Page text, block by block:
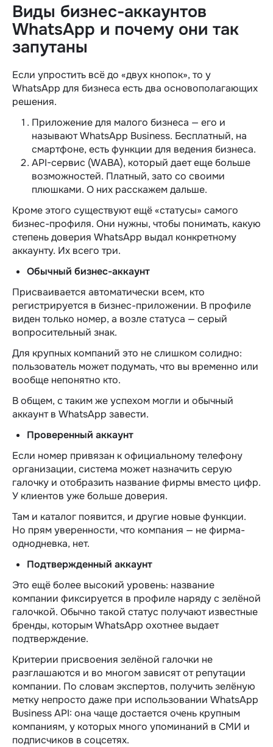
Виды бизнес-аккаунтов
WhatsApp и почему они так
запутаны
Если упростить всё до «двух кнопок», то у
WhatsApp для бизнеса есть два основополагающих
решения.
Приложение для малого бизнеса — его и
называют WhatsApp Business. Бесплатный, на
смартфоне, есть функции для ведения бизнеса.
API-сервис (WABA), который дает еще больше
возможностей. Платный, зато со своими
плюшками. О них расскажем дальше.
Кроме этого существуют ещё «статусы» самого
бизнес-профиля. Они нужны, чтобы понимать, какую
степень доверия WhatsApp выдал конкретному
аккаунту. Их всего три.
Обычный бизнес-аккаунт
Присваивается автоматически всем, кто
регистрируется в бизнес-приложении. В профиле
виден только номер, а возле статуса — серый
вопросительный знак.
Для крупных компаний это не слишком солидно:
пользователь может подумать, что вы временно или
вообще непонятно кто.
В общем, с таким же успехом могли и обычный
аккаунт в WhatsApp завести.
Проверенный аккаунт
Если номер привязан к официальному телефону
организации, система может назначить серую
галочку и отобразить название фирмы вместо цифр.
У клиентов уже больше доверия.
Там и каталог появится, и другие новые функции.
Но прям уверенности, что компания — не фирма-
однодневка, нет.
Подтвержденный аккаунт
Это ещё более высокий уровень: название
компании фиксируется в профиле наряду с зелёной
галочкой. Обычно такой статус получают известные
бренды, которым WhatsApp охотнее выдает
подтверждение.
Критерии присвоения зелёной галочки не
разглашаются и во многом зависят от репутации
компании. По словам экспертов, получить зелёную
метку непросто даже при использовании WhatsApp
Business API: она чаще достается очень крупным
компаниям, у которых много упоминаний в СМИ и
подписчиков в соцсетях.